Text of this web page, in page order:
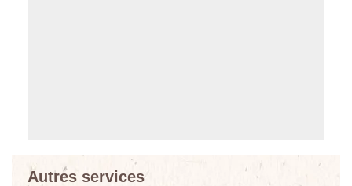
Autres services